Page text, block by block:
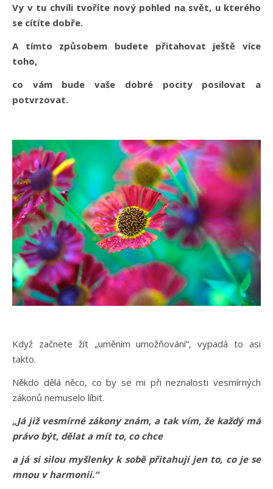
Vy v tu chvíli tvoříte nový pohled na svět, u kterého
se cítíte dobře.
A tímto způsobem budete přitahovat ještě více
toho,
co vám bude vaše dobré pocity posilovat a
potvrzovat.
Když začnete žít „uměním umožňování“, vypadá to asi
takto.
Někdo dělá něco, co by se mi při neznalosti vesmírných
zákonů nemuselo líbit.
„Já již vesmírné zákony znám, a tak vím, že každý má
právo být, dělat a mít to, co chce
a já si silou myšlenky k sobě přitahuji jen to, co je se
mnou v harmonii.“